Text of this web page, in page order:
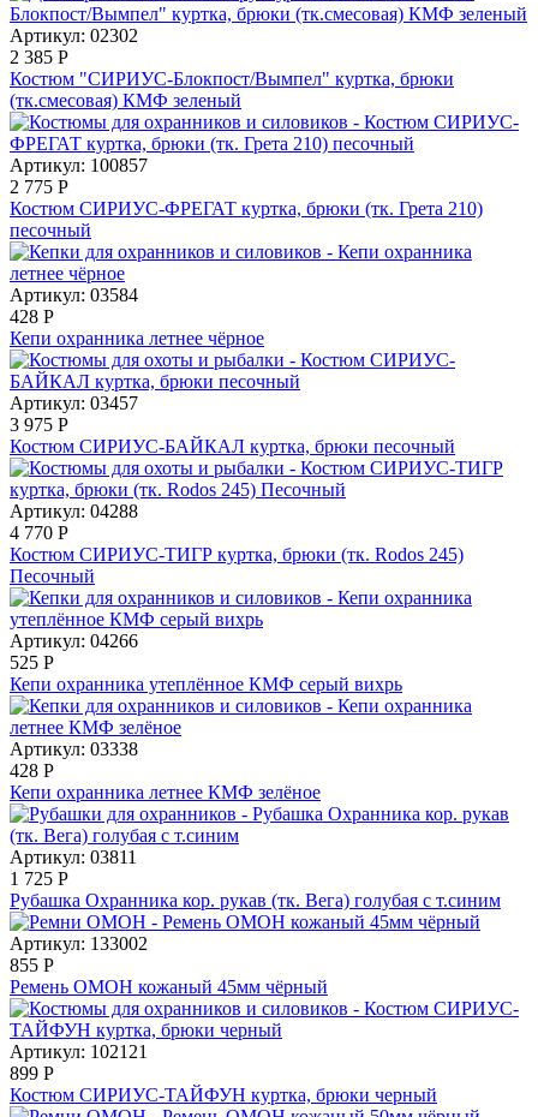
Артикул: 02302
2 385 Р
Костюм "СИРИУС-Блокпост/Вымпел" куртка, брюки
(тк.смесовая) КМФ зеленый
Артикул: 100857
2 775 Р
Костюм СИРИУС-ФРЕГАТ куртка, брюки (тк. Грета 210)
песочный
Артикул: 03584
428 Р
Кепи охранника летнее чёрное
Артикул: 03457
3 975 Р
Костюм СИРИУС-БАЙКАЛ куртка, брюки песочный
Артикул: 04288
4 770 Р
Костюм СИРИУС-ТИГР куртка, брюки (тк. Rodos 245)
Песочный
Артикул: 04266
525 Р
Кепи охранника утеплённое КМФ серый вихрь
Артикул: 03338
428 Р
Кепи охранника летнее КМФ зелёное
Артикул: 03811
1 725 Р
Рубашка Охранника кор. рукав (тк. Вега) голубая с т.синим
Артикул: 133002
855 Р
Ремень ОМОН кожаный 45мм чёрный
Артикул: 102121
899 Р
Костюм СИРИУС-ТАЙФУН куртка, брюки черный